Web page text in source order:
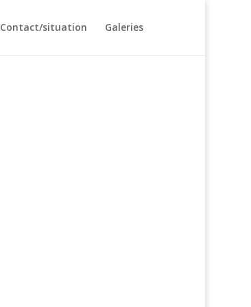
Contact/situation Galeries